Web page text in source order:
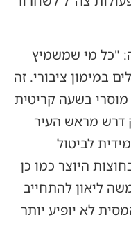
"כל מי שמשמיץ
במימון ציבורי. זה
מוסרי בשעה קריטית
דרש מראש העיר
לביטול
היוצר כמו כן
ליאון להתחייב
לא יופיע יותר